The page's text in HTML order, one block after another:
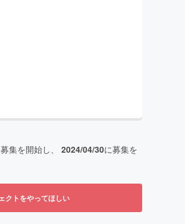
集を開始し、 2024/04/30に募集を
クトをやってほしい